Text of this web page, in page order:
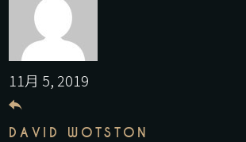
11月 5, 2019
DAVID WOTSTON